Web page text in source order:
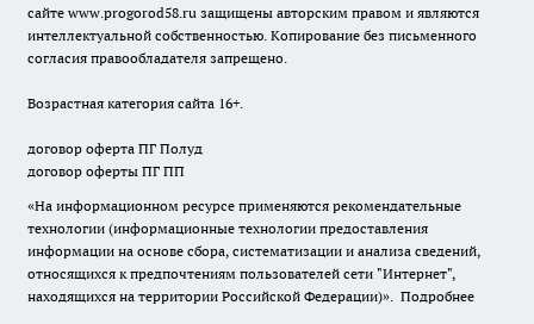
сайте www.progorod58.ru защищены авторским правом и являются
интеллектуальной собственностью. Копирование без письменного
согласия правообладателя запрещено.
Возрастная категория сайта 16+.
договор оферта ПГ Полуд
договор оферты ПГ ПП
«На информационном ресурсе применяются рекомендательные
технологии (информационные технологии предоставления
информации на основе сбора, систематизации и анализа сведений,
относящихся к предпочтениям пользователей сети "Интернет",
находящихся на территории Российской Федерации)». Подробнее